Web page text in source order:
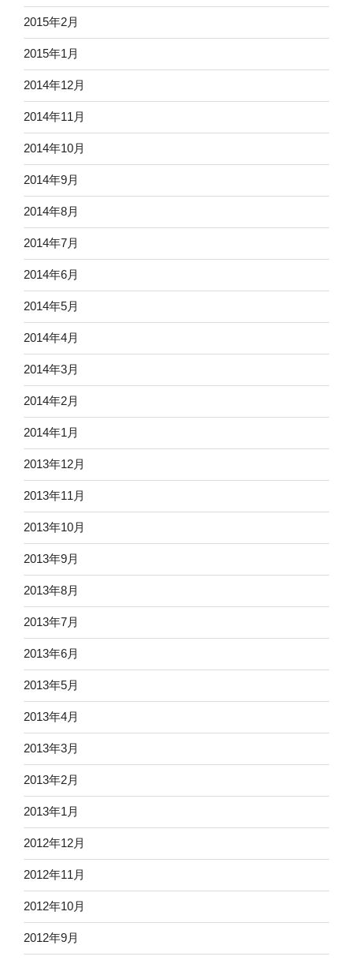
2015年2月
2015年1月
2014年12月
2014年11月
2014年10月
2014年9月
2014年8月
2014年7月
2014年6月
2014年5月
2014年4月
2014年3月
2014年2月
2014年1月
2013年12月
2013年11月
2013年10月
2013年9月
2013年8月
2013年7月
2013年6月
2013年5月
2013年4月
2013年3月
2013年2月
2013年1月
2012年12月
2012年11月
2012年10月
2012年9月